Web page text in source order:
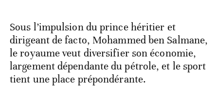
Sous l’impulsion du prince héritier et
dirigeant de facto, Mohammed ben Salmane,
le royaume veut diversifier son économie,
largement dépendante du pétrole, et le sport
tient une place prépondérante.